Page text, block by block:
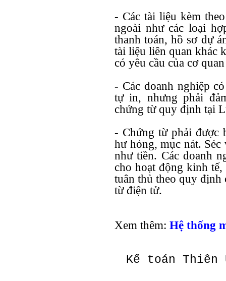
- Các tài liệu kèm
ngoài như các loại
thanh toán, hồ sơ dự
tài liệu liên quan khác
có yêu cầu của cơ
- Các doanh nghiệp
tự in, nhưng phải
chứng từ quy định tại
- Chứng từ phải được
hư hỏng, mục nát.
như tiền. Các doanh
cho hoạt động kinh
tuân thủ theo quy định
từ điện tử.
Xem thêm: Hệ thống
Kế toán Thiên